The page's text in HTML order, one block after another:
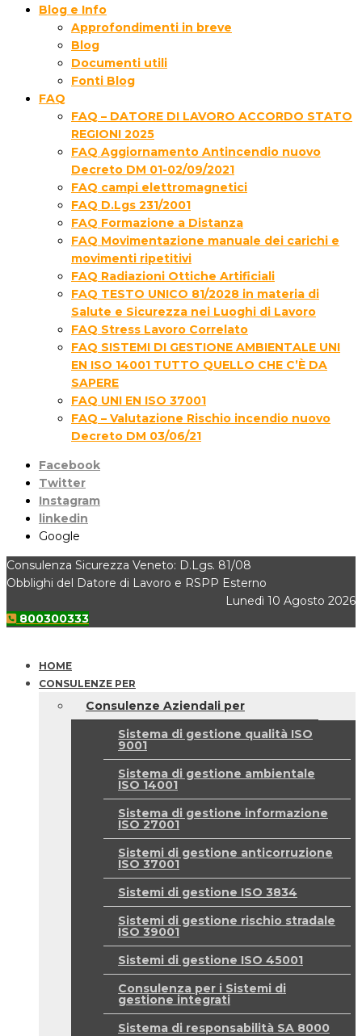
Blog e Info
Approfondimenti in breve
Blog
Documenti utili
Fonti Blog
FAQ
FAQ – DATORE DI LAVORO ACCORDO STATO
REGIONI 2025
FAQ Aggiornamento Antincendio nuovo
Decreto DM 01-02/09/2021
FAQ campi elettromagnetici
FAQ D.Lgs 231/2001
FAQ Formazione a Distanza
FAQ Movimentazione manuale dei carichi e
movimenti ripetitivi
FAQ Radiazioni Ottiche Artificiali
FAQ TESTO UNICO 81/2028 in materia di
Salute e Sicurezza nei Luoghi di Lavoro
FAQ Stress Lavoro Correlato
FAQ SISTEMI DI GESTIONE AMBIENTALE UNI
EN ISO 14001 TUTTO QUELLO CHE C’È DA
SAPERE
FAQ UNI EN ISO 37001
FAQ – Valutazione Rischio incendio nuovo
Decreto DM 03/06/21
Facebook
Twitter
Instagram
linkedin
Google
Consulenza Sicurezza Veneto: D.Lgs. 81/08
Obblighi del Datore di Lavoro e RSPP Esterno
Lunedì 10 Agosto 2026
800300333
HOME
CONSULENZE PER
Consulenze Aziendali per
Sistema di gestione qualità ISO
9001
Sistema di gestione ambientale
ISO 14001
Sistema di gestione informazione
ISO 27001
Sistemi di gestione anticorruzione
ISO 37001
Sistemi di gestione ISO 3834
Sistemi di gestione rischio stradale
ISO 39001
Sistemi di gestione ISO 45001
Consulenza per i Sistemi di
gestione integrati
Sistema di responsabilità SA 8000